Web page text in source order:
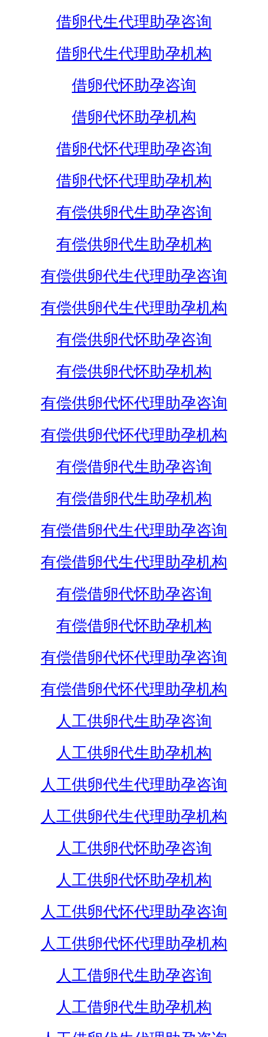
借卵代生代理助孕咨询
借卵代生代理助孕机构
借卵代怀助孕咨询
借卵代怀助孕机构
借卵代怀代理助孕咨询
借卵代怀代理助孕机构
有偿供卵代生助孕咨询
有偿供卵代生助孕机构
有偿供卵代生代理助孕咨询
有偿供卵代生代理助孕机构
有偿供卵代怀助孕咨询
有偿供卵代怀助孕机构
有偿供卵代怀代理助孕咨询
有偿供卵代怀代理助孕机构
有偿借卵代生助孕咨询
有偿借卵代生助孕机构
有偿借卵代生代理助孕咨询
有偿借卵代生代理助孕机构
有偿借卵代怀助孕咨询
有偿借卵代怀助孕机构
有偿借卵代怀代理助孕咨询
有偿借卵代怀代理助孕机构
人工供卵代生助孕咨询
人工供卵代生助孕机构
人工供卵代生代理助孕咨询
人工供卵代生代理助孕机构
人工供卵代怀助孕咨询
人工供卵代怀助孕机构
人工供卵代怀代理助孕咨询
人工供卵代怀代理助孕机构
人工借卵代生助孕咨询
人工借卵代生助孕机构